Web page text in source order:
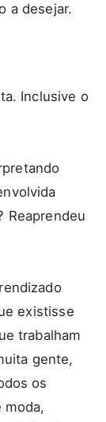
a desejar.
Inclusive o
Reaprendeu
existisse
trabalham
gente,
os
moda,